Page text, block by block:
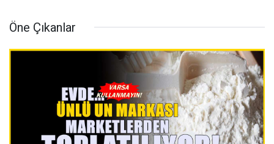
Öne Çıkanlar